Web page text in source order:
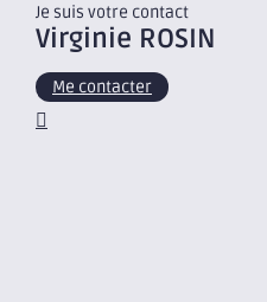
Je suis votre contact
Virginie ROSIN
Me contacter